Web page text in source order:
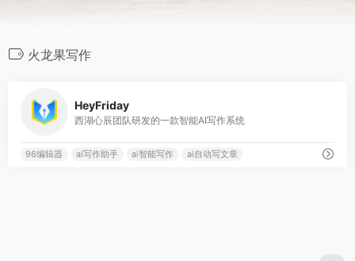
火龙果写作
HeyFriday
西湖心辰团队研发的一款智能AI写作系统
96编辑器 ai写作助手 ai智能写作 ai自动写文章